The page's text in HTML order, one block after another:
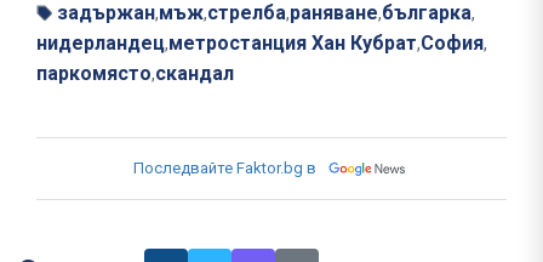
задържан,мъж,стрелба,раняване,българка,
нидерландец,метростанция Хан Кубрат,София,
паркомясто,скандал
Последвайте Faktor.bg в